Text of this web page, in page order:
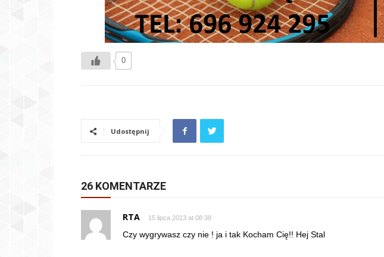
0
Udostępnij
26 KOMENTARZE
RTA 15 lipca 2013 at 08:38
Czy wygrywasz czy nie ! ja i tak Kocham Cię!! Hej Stal